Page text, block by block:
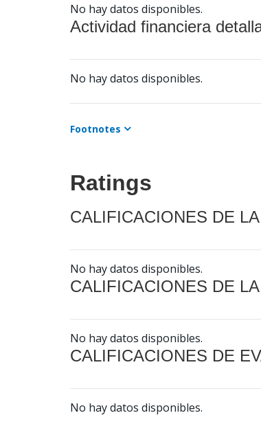
No hay datos disponibles.
Actividad financiera
No hay datos disponibles.
Footnotes
Ratings
CALIFICACIONES DE
No hay datos disponibles.
CALIFICACIONES DE
No hay datos disponibles.
CALIFICACIONES DE
No hay datos disponibles.